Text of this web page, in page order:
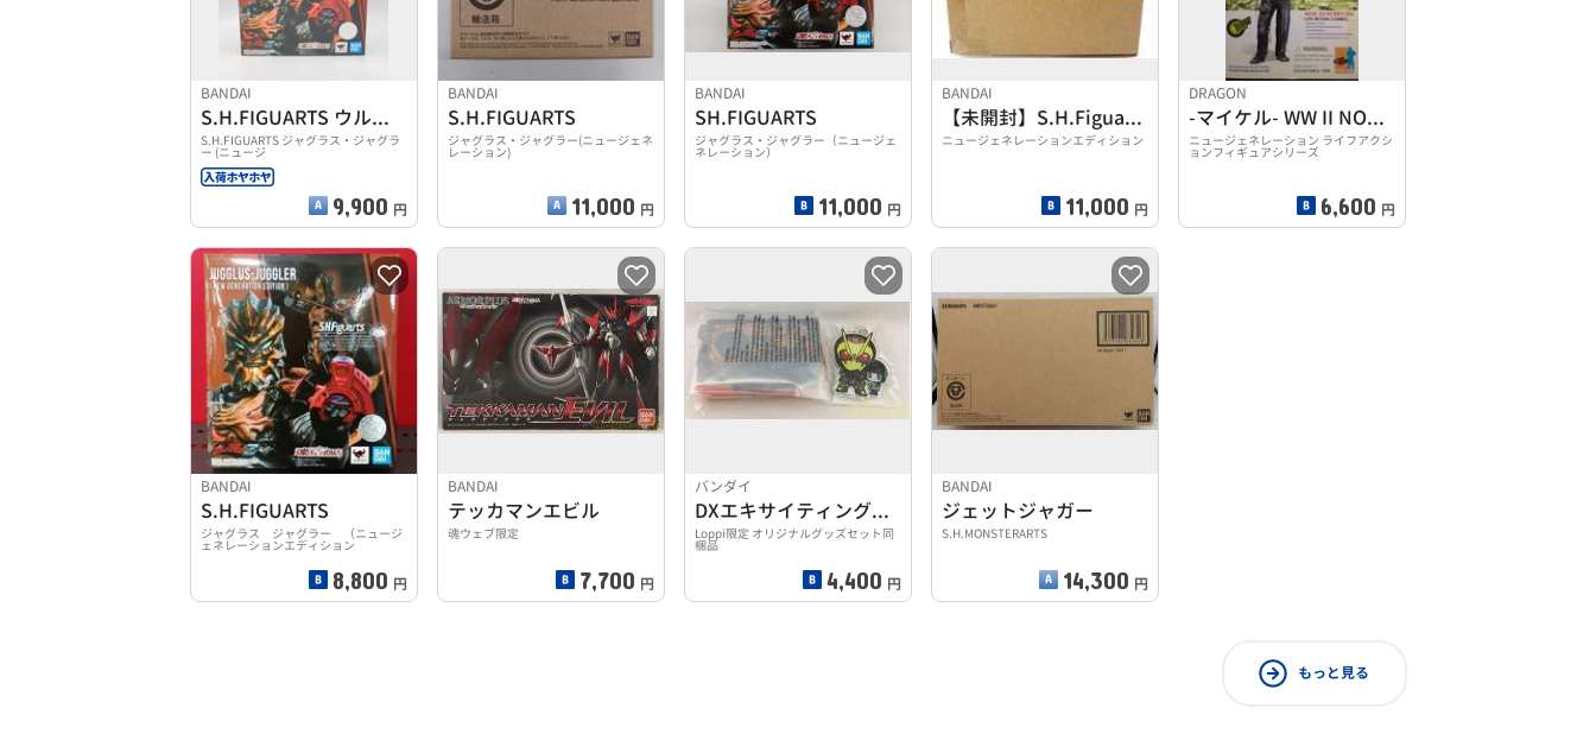
BANDAI
S.H.FIGUARTS ウルトラマンゼット
S.H.FIGUARTS ジャグラス・ジャグラ
ー (ニュージ
9,900 円
BANDAI
S.H.FIGUARTS
ジャグラス・ジャグラー(ニュージェネ
レーション)
11,000 円
BANDAI
SH.FIGUARTS
ジャグラス・ジャグラー（ニュージェ
ネレーション）
11,000 円
BANDAI
【未開封】S.H.Figuarts ジャグラス ジャグラー
ニュージェネレーションエディション
11,000 円
DRAGON
-マイケル- WW II NORMANDY 1944
ニュージェネレーション ライフアクシ
ョンフィギュアシリーズ
6,600 円
BANDAI
S.H.FIGUARTS
ジャグラス ジャグラー （ニュージ
ェネレーションエディション
8,800 円
BANDAI
テッカマンエビル
魂ウェブ限定
7,700 円
バンダイ
DXエキサイティングスタッグプログライズキー
Loppi限定 オリジナルグッズセット同
梱品
4,400 円
BANDAI
ジェットジャガー
S.H.MONSTERARTS
14,300 円
もっと見る